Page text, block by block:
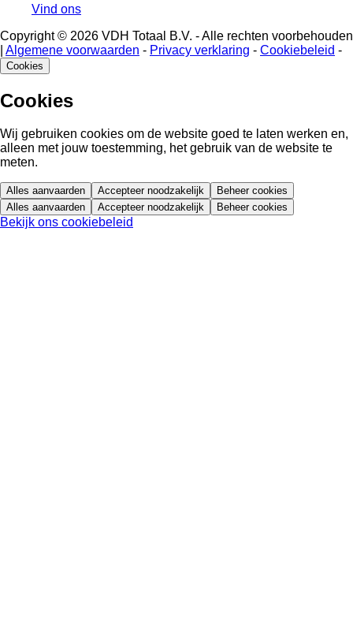
Vind ons
Copyright © 2026 VDH Totaal B.V. - Alle rechten voorbehouden
Algemene voorwaarden - Privacy verklaring - Cookiebeleid -
Cookies
Cookies
Wij gebruiken cookies om de website goed te laten werken en,
alleen met jouw toestemming, het gebruik van de website te
meten.
Alles aanvaarden Accepteer noodzakelijk
Beheer cookies
Alles aanvaarden
Accepteer noodzakelijk Beheer cookies
Bekijk ons cookiebeleid